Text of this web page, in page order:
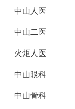
中山人医
中山二医
火炬人医
中山眼科
中山骨科